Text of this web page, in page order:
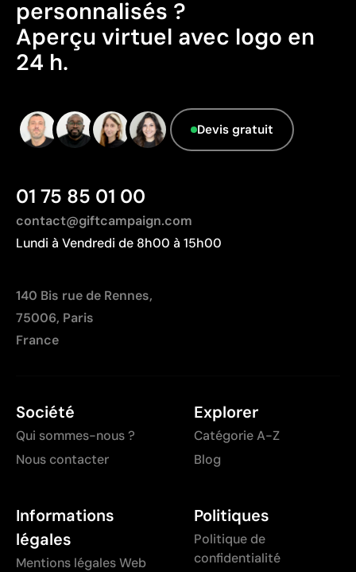
Pays d’origine - Points: 2 / 10
Fabriqué en Cambodge, avec une distance de
transport plus importante par rapport à l'Europe.
Le fournisseur ne dispose pas de cette
information.
personnalisés ?
Aperçu virtuel avec logo en
24 h.
Devis gratuit
01 75 85 01 00
contact@giftcampaign.com
Lundi à Vendredi de 8h00 à 15h00
140 Bis rue de Rennes,
75006, Paris
France
Société
Qui sommes-nous ?
Nous contacter
Explorer
Catégorie A-Z
Blog
Informations
légales
Mentions légales Web
Politiques
Politique de
confidentialité